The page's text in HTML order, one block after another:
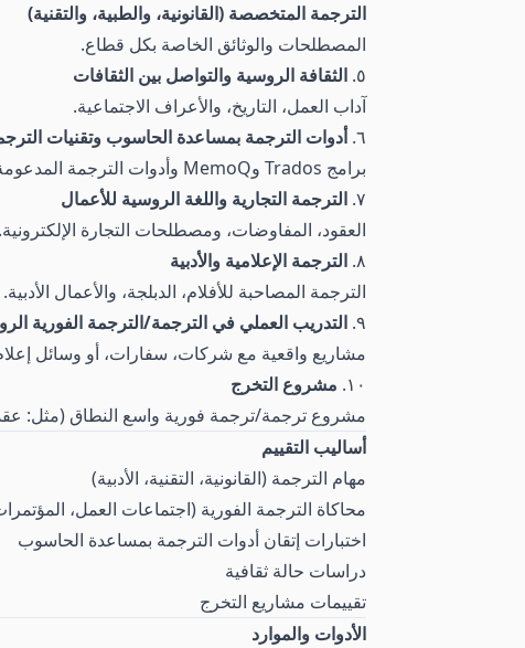
الترجمة المتخصصة (القانونية، والطبية، والتقنية)
المصطلحات والوثائق الخاصة بكل قطاع.
٥. الثقافة الروسية والتواصل بين الثقافات
آداب العمل، التاريخ، والأعراف الاجتماعية.
٦. أدوات الترجمة بمساعدة الحاسوب وتقنيات
برامج Trados وMemoQ وأدوات الترجمة المدعومة بالذكاء الاصطناعي.
٧. الترجمة التجارية واللغة الروسية للأعمال
العقود، المفاوضات، ومصطلحات التجارة الإلكترونية.
٨. الترجمة الإعلامية والأدبية
الترجمة المصاحبة للأفلام، الدبلجة، والأعمال الأدبية.
٩. التدريب العملي في الترجمة/الترجمة الفورية
مشاريع واقعية مع شركات، سفارات، أو وسائل
١٠. مشروع التخرج
مشروع ترجمة/ترجمة فورية واسع النطاق (مثل:
أساليب التقييم
مهام الترجمة (القانونية، التقنية، الأدبية)
محاكاة الترجمة الفورية (اجتماعات العمل،
اختبارات إتقان أدوات الترجمة بمساعدة الحاسوب
دراسات حالة ثقافية
تقييمات مشاريع التخرج
الأدوات والموارد